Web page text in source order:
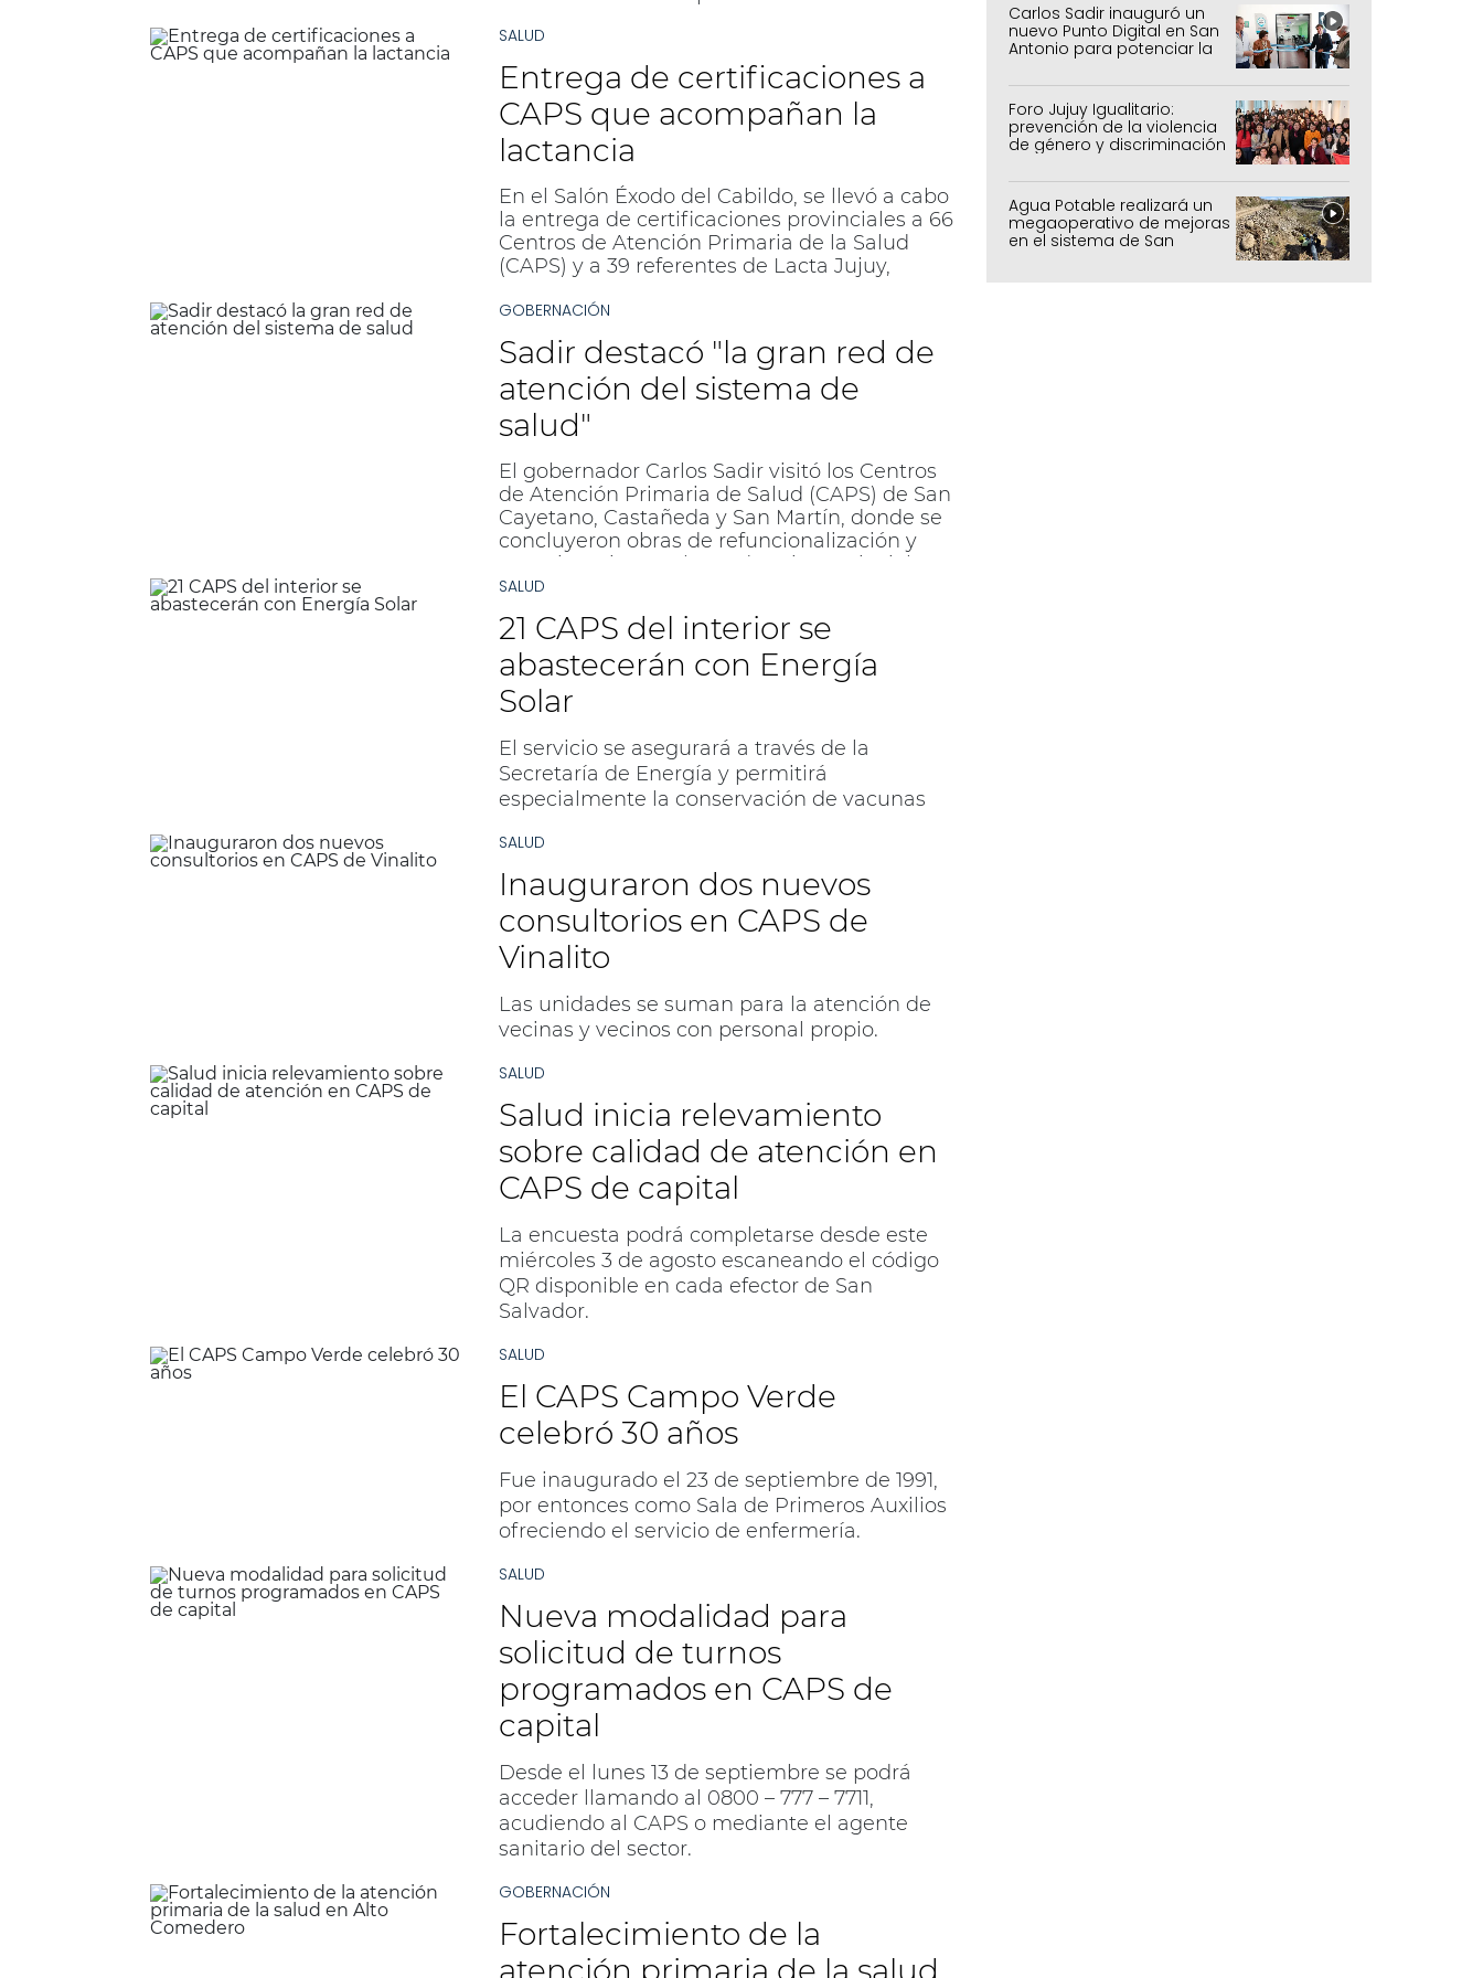
SALUD
Entrega de certificaciones a
CAPS que acompañan la
lactancia
En el Salón Éxodo del Cabildo, se llevó a cabo
la entrega de certificaciones provinciales a 66
Centros de Atención Primaria de la Salud
(CAPS) y a 39 referentes de Lacta Jujuy,
acompañar la lactancia materna en todo el
territorio. En total, 452 trabajadores de la
salud aprobaron la instancia formativa,
consolidando el compromiso institucional
con el fortalecimiento de la lactancia y la
crianza respetuosa.
GOBERNACIÓN
Sadir destacó "la gran red de
atención del sistema de
salud"
El gobernador Carlos Sadir visitó los Centros
de Atención Primaria de Salud (CAPS) de San
Cayetano, Castañeda y San Martín, donde se
concluyeron obras de refuncionalización y
reequipamiento. El Mandatario provincial
corroboró, en terreno, el trabajo preventivo y
de atención a pacientes con dengue.
Además, la provincia busca ampliar los
servicios de atención en los centros.
SALUD
21 CAPS del interior se
abastecerán con Energía
Solar
El servicio se asegurará a través de la
Secretaría de Energía y permitirá
especialmente la conservación de vacunas
SALUD
Inauguraron dos nuevos
consultorios en CAPS de
Vinalito
Las unidades se suman para la atención de
vecinas y vecinos con personal propio.
SALUD
Salud inicia relevamiento
sobre calidad de atención en
CAPS de capital
La encuesta podrá completarse desde este
miércoles 3 de agosto escaneando el código
QR disponible en cada efector de San
Salvador.
SALUD
El CAPS Campo Verde
celebró 30 años
Fue inaugurado el 23 de septiembre de 1991,
por entonces como Sala de Primeros Auxilios
ofreciendo el servicio de enfermería.
SALUD
Nueva modalidad para
solicitud de turnos
programados en CAPS de
capital
Desde el lunes 13 de septiembre se podrá
acceder llamando al 0800 – 777 – 7711,
acudiendo al CAPS o mediante el agente
sanitario del sector.
GOBERNACIÓN
Fortalecimiento de la
atención primaria de la salud
Carlos Sadir inauguró un
nuevo Punto Digital en San
Antonio para potenciar la
inclusión tecnológica
Foro Jujuy Igualitario:
prevención de la violencia
de género y discriminación
Agua Potable realizará un
megaoperativo de mejoras
en el sistema de San